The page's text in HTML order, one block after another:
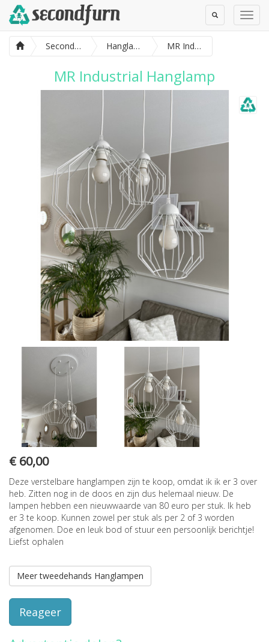
Toggle
Search
SecondFurn Hanglampen MR Industrial Hanglamp
MR Industrial Hanglamp
€ 60,00
Deze verstelbare hanglampen zijn te koop, omdat ik ik er 3 over
heb. Zitten nog in de doos en zijn dus helemaal nieuw. De
lampen hebben een nieuwwaarde van 80 euro per stuk. Ik heb
er 3 te koop. Kunnen zowel per stuk als per 2 of 3 worden
afgenomen. Doe en leuk bod of stuur een persoonlijk berichtje!
Liefst ophalen
Meer tweedehands Hanglampen
Reageer